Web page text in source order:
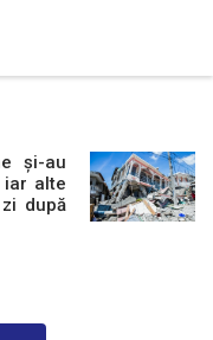
și-au
iar alte
după